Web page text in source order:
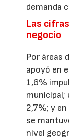
demanda
Las
negocio
Por áreas
apoyó en
1,6%
municipal;
2,7%; y
se
nivel